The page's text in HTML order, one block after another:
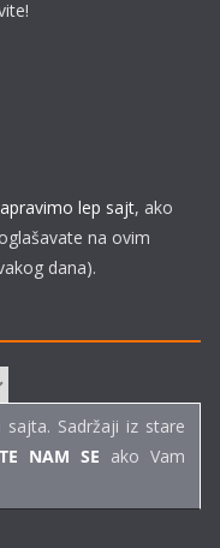
lep sajt, ako
na ovim
dana).
Sadržaji iz stare
NAM SE ako Vam